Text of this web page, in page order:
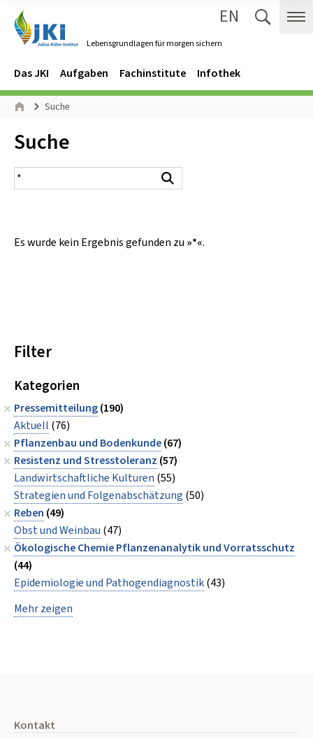
Lebensgrundlagen für morgen sichern
EN
Navigation
Hauptmenü
Das JKI Aufgaben Fachinstitute Infothek
Seitenpfad
Suche
Inhalt:
Suche
Suchergebnis
Es wurde kein Ergebnis gefunden zu »*«.
Filter
Kategorien
Pressemitteilung(190)
Aktuell (76)
Pflanzenbau und Bodenkunde(67)
Resistenz und Stresstoleranz (57)
Landwirtschaftliche Kulturen (55)
Strategien und Folgenabschätzung (50)
Reben (49)
Obst und Weinbau (47)
Ökologische Chemie Pflanzenanalytik und Vorratsschutz
(44)
Epidemiologie und Pathogendiagnostik(43)
Mehr zeigen
Kontakt